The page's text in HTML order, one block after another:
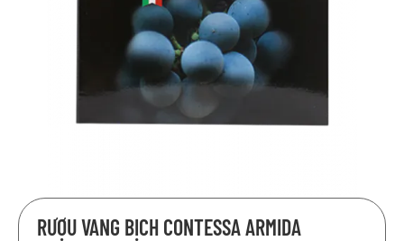
RƯỢU VANG BỊCH CONTESSA ARMIDA
Chuyển
đến